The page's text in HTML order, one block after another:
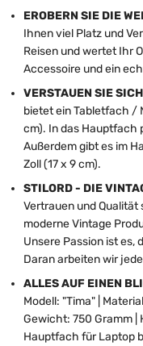
EROBERN SIE DIE
Ihnen viel Platz und
Reisen und wertet Ihr
Accessoire und ein
VERSTAUEN SIE
bietet ein Tabletfach /
cm). In das Hauptfach
Außerdem gibt es im
Zoll (17 x 9 cm).
STILORD - DIE
Vertrauen und
moderne Vintage
Unsere Passion ist es,
Daran arbeiten wir
ALLES AUF EINEN
Modell: "Tima" |
Gewicht: 750 Gramm |
Hauptfach für Laptop